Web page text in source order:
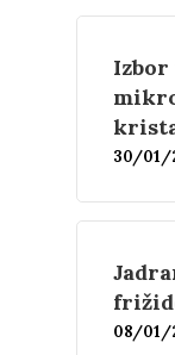
30/01/
08/01/